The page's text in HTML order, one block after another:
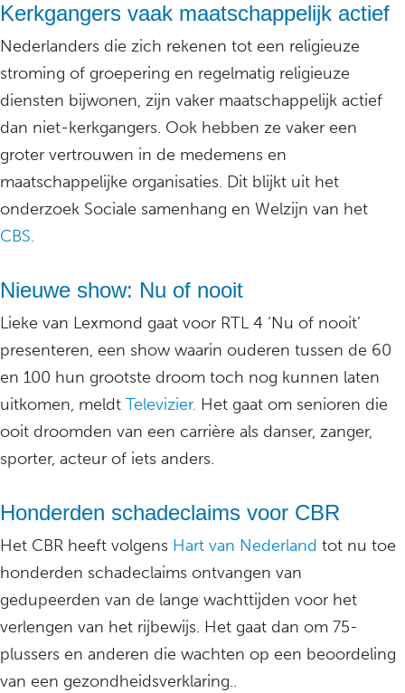
Kerkgangers vaak maatschappelijk actief
Nederlanders die zich rekenen tot een religieuze
stroming of groepering en regelmatig religieuze
diensten bijwonen, zijn vaker maatschappelijk actief
dan niet-kerkgangers. Ook hebben ze vaker een
groter vertrouwen in de medemens en
maatschappelijke organisaties. Dit blijkt uit het
onderzoek Sociale samenhang en Welzijn van het
CBS.
Nieuwe show: Nu of nooit
Lieke van Lexmond gaat voor RTL 4 ‘Nu of nooit’
presenteren, een show waarin ouderen tussen de 60
en 100 hun grootste droom toch nog kunnen laten
uitkomen, meldt Televizier. Het gaat om senioren die
ooit droomden van een carrière als danser, zanger,
sporter, acteur of iets anders.
Honderden schadeclaims voor CBR
Het CBR heeft volgens Hart van Nederland tot nu toe
honderden schadeclaims ontvangen van
gedupeerden van de lange wachttijden voor het
verlengen van het rijbewijs. Het gaat dan om 75-
plussers en anderen die wachten op een beoordeling
van een gezondheidsverklaring..